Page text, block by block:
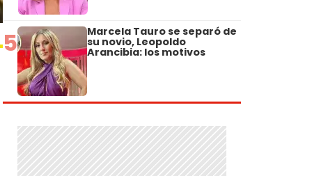
5 Marcela Tauro se separó de
su novio, Leopoldo
Arancibia: los motivos